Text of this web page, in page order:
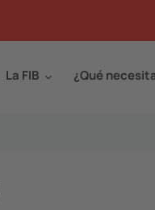
La FIB ¿Qué